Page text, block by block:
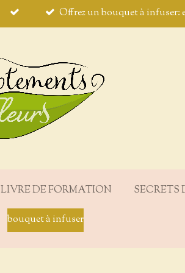
Offrez un bouquet à
LIVRE DE FORMATION SECRETS
bouquet à infuser